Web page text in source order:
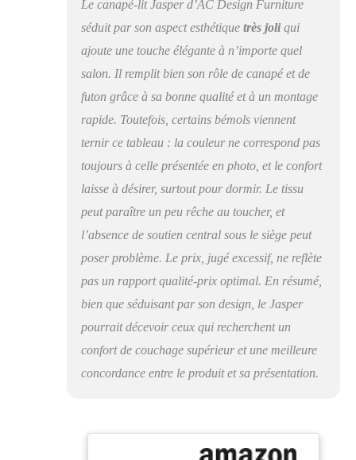
en métal noir qui
donnent un look
raffiné au futon
moderne Ce produit est
livré démonté, mais il
est facile à assembler
montage visuelles, le
jeu de vis et une clé
Allen ; le temps de
montage estimé est de
30 minutes Position
verticale : L 196 x H
91 x P 98 | Position
plate : L : 196 x l : 123
cm | Hauteur d'assise :
39 cm | Largeur
Profondeur d'assise :
59,5 cm | Hauteur du
dossier : 50 cm | Max.
Charge maximale : 110
kg
Le canapé-lit Jasper d’AC Design Furniture
séduit par son aspect esthétique très joliqui
ajoute une touche élégante à n’importe quel
salon. Il remplit bien son rôle de canapé et de
futon grâce à sa bonne qualité et à un montage
rapide. Toutefois, certains bémols viennent
ternir ce tableau : la couleur ne correspond pas
toujours à celle présentée en photo, et le confort
laisse à désirer, surtout pour dormir. Le tissu
peut paraître un peu rêche au toucher, et
l’absence de soutien central sous le siège peut
poser problème. Le prix, jugé excessif, ne reflète
pas un rapport qualité-prix optimal. En résumé,
bien que séduisant par son design, le Jasper
pourrait décevoir ceux qui recherchent un
confort de couchage supérieur et une meilleure
concordance entre le produit et sa présentation.